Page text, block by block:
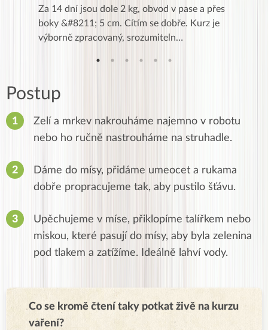
Za 14 dní jsou dole 2 kg, obvod v pase a přes
boky &#8211; 5 cm. Cítím se dobře. Kurz je
výborně zpracovaný, srozumiteln…
Postup
Zelí a mrkev nakrouháme najemno v robotu
nebo ho ručně nastrouháme na struhadle.
Dáme do mísy, přidáme umeocet a rukama
dobře propracujeme tak, aby pustilo šťávu.
Upěchujeme v míse, přiklopíme talířkem nebo
miskou, které pasují do mísy, aby byla zelenina
pod tlakem a zatížíme. Ideálně lahví vody.
Co se kromě čtení taky potkat živě na kurzu
vaření?